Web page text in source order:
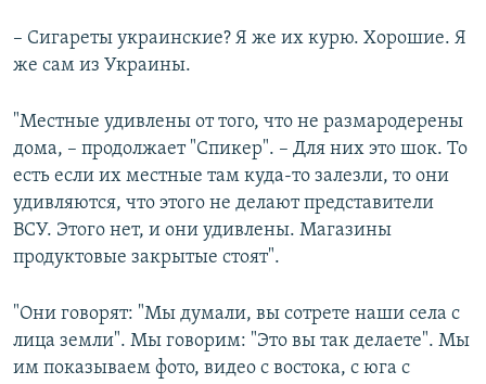
– Сигареты украинские? Я же их курю. Хорошие. Я
же сам из Украины.
"Местные удивлены от того, что не размародерены
дома, – продолжает "Спикер". – Для них это шок. То
есть если их местные там куда-то залезли, то они
удивляются, что этого не делают представители
ВСУ. Этого нет, и они удивлены. Магазины
продуктовые закрытые стоят".
"Они говорят: "Мы думали, вы сотрете наши села с
лица земли". Мы говорим: "Это вы так делаете". Мы
им показываем фото, видео с востока, с юга с